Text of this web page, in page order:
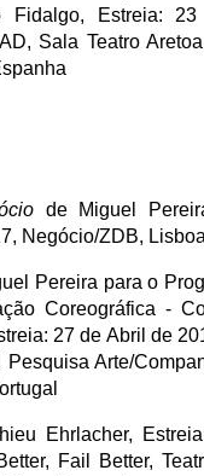
Fidalgo, Estreia:
Sala Teatro
de Miguel
Negócio/ZDB,
Pereira para o
Coreográfica -
27 de Abril de
Arte/
Ehrlacher,
Fail Better,